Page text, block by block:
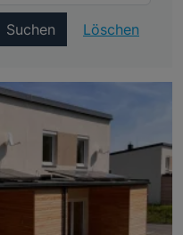
Suchen Löschen